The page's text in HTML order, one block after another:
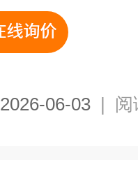
2026-06-03 | 阅